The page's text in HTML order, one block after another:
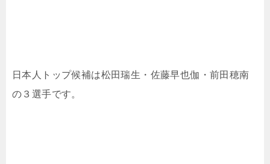
日本人トップ候補は松田瑞生・ 佐藤早也伽・前田穂南
の３選手です。